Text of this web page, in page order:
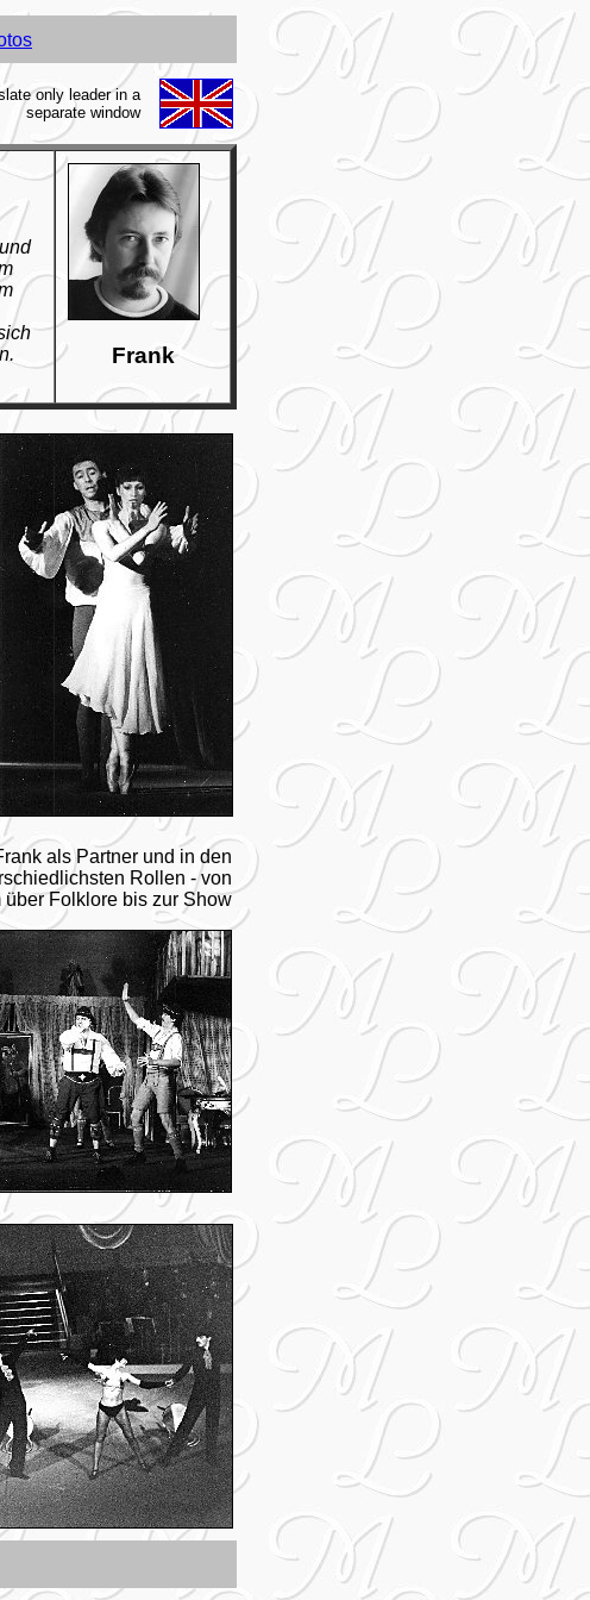
only leader in a
separate window
Frank
als Partner und in den
Rollen - von
über Folklore bis zur Show